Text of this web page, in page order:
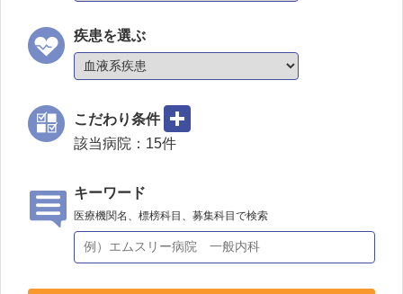
疾患を選ぶ
こだわり条件
該当病院： 15件
キーワード
医療機関名、標榜科目、募集科目で検索